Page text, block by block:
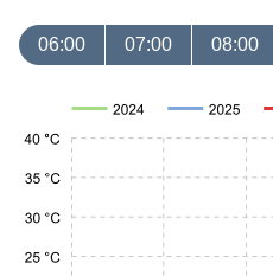
06:00 07:00 08:00